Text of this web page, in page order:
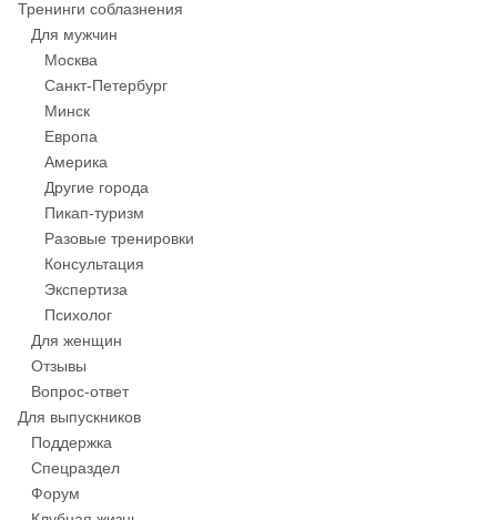
Тренинги соблазнения
Для мужчин
Москва
Санкт-Петербург
Минск
Европа
Америка
Другие города
Пикап-туризм
Разовые тренировки
Консультация
Экспертиза
Психолог
Для женщин
Отзывы
Вопрос-ответ
Для выпускников
Поддержка
Спецраздел
Форум